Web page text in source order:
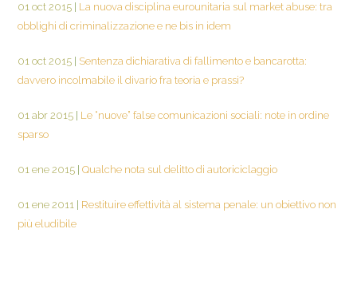
01 oct 2015
La nuova disciplina eurounitaria sul market abuse: tra
obblighi di criminalizzazione e ne bis in idem
01 oct 2015
Sentenza dichiarativa di fallimento e bancarotta:
davvero incolmabile il divario fra teoria e prassi?
01 abr 2015
Le “nuove” false comunicazioni sociali: note in ordine
sparso
01 ene 2015 Qualche nota sul delitto di autoriciclaggio
01 ene 2011
Restituire effettività al sistema penale: un obiettivo non
più eludibile